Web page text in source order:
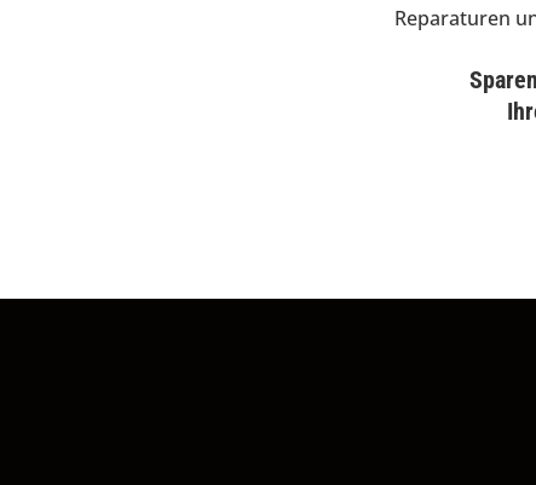
Reparaturen